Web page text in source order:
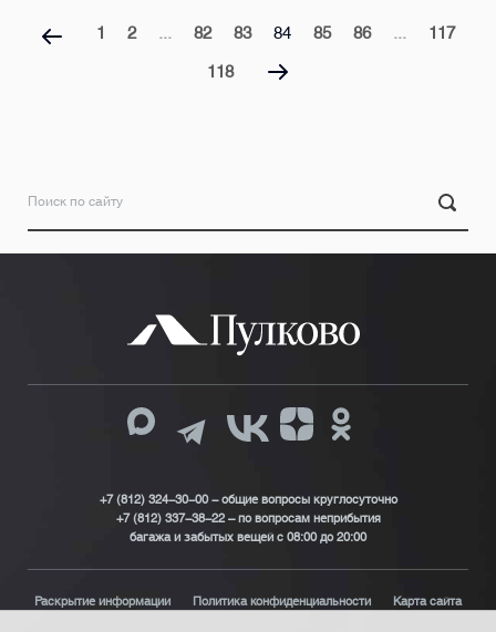
1 2 ... 82 83 84 85 86 ... 117
118
+7 (812) 324-30-00 - общие вопросы круглосуточно
+7 (812) 337-38-22 – по вопросам неприбытия
багажа и забытых вещей с 08:00 до 20:00
Раскрытие информации Политика конфиденциальности Карта сайта